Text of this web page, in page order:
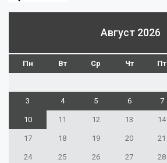
Август 2026
Пн Вт Ср Чт Пт
3 4 5 6 7
10 11 12 13 14
17 18 19 20 21
24 25 26 27 28